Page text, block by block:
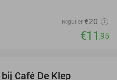
Regulier €20
€11 ,95
Café De Klep